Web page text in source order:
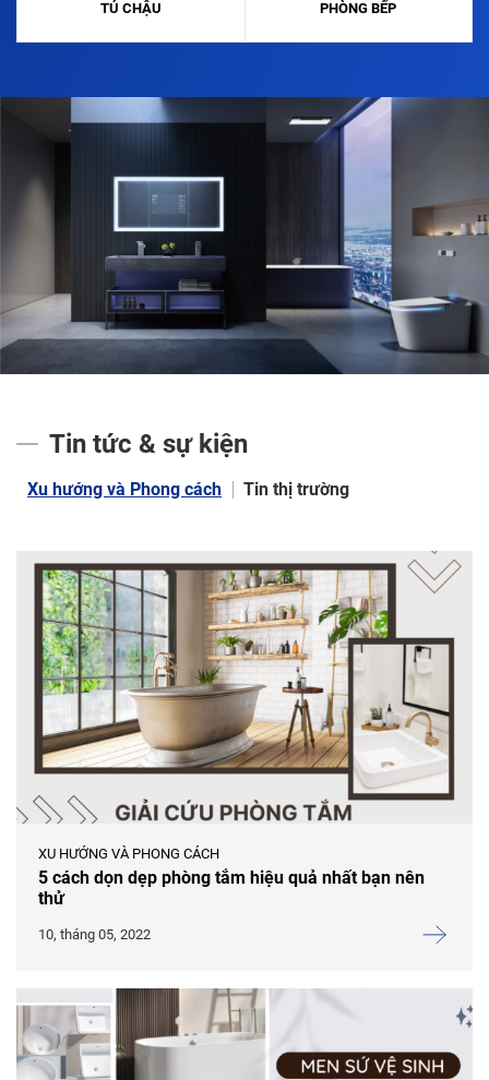
TỦ CHẬU PHÒNG BẾP
Tin tức & sự kiện
Xu hướng và Phong cách Tin thị trường
XU HƯỚNG VÀ PHONG CÁCH
5 cách dọn dẹp phòng tắm hiệu quả nhất bạn nên
thử
10, tháng 05, 2022